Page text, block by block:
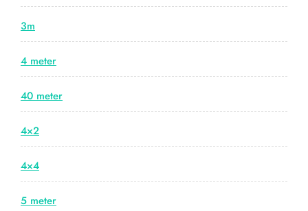
3m
4 meter
40 meter
4×2
4×4
5 meter